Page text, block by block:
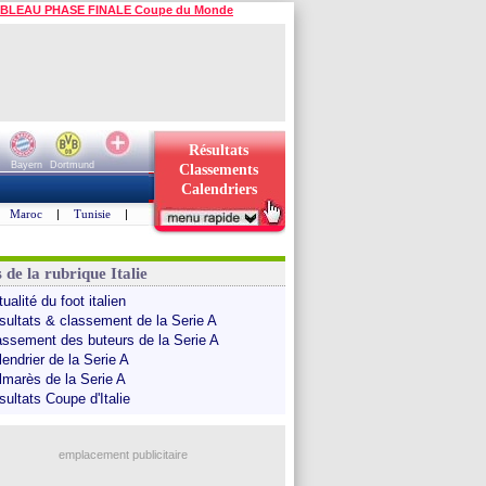
PHASE FINALE Coupe du Monde
Bayern
Dortmund
Résultats
Classements
Calendriers
Maroc | Tunisie |
de la rubrique Italie
du foot italien
& classement de la Serie A
des buteurs de la Serie A
de la Serie A
de la Serie A
Coupe d'Italie
emplacement publicitaire